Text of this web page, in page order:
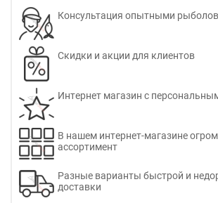
Консультация опытными
Скидки и акции для клиентов
Интернет магазин с
В нашем интернет-магазине
ассортимент
Разные варианты быстрой и
доставки